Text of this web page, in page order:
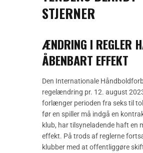
STJERNER
ÆNDRING I REGLER
ÅBENBART EFFEKT
Den Internationale
regelændring pr. 12. august
forlænger perioden fra seks til
før en spiller må indgå en
klub, har tilsyneladende haft en
effekt. På trods af reglerne
klubber med at offentliggøre